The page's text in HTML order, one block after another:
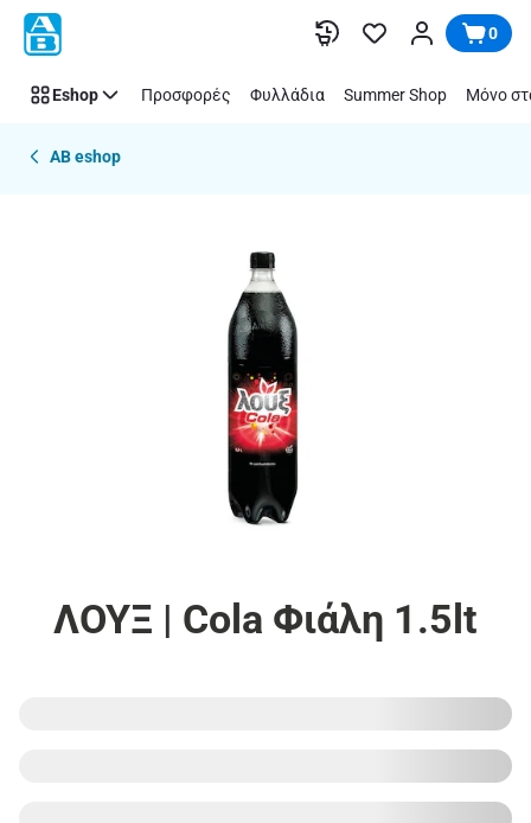
Παράλειψη 0
Eshop Προσφορές Φυλλάδια Summer Shop Μόνο
AB eshop
ΛΟΥΞ | Cola Φιάλη 1.5lt